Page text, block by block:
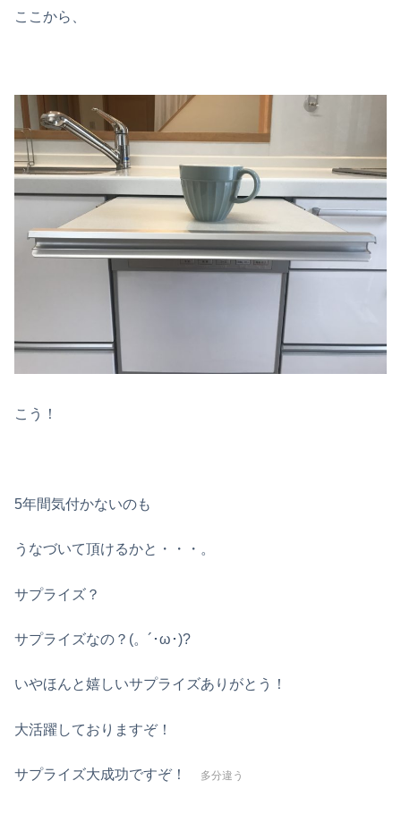
ここから、
こう！
5年間気付かないのも
うなづいて頂けるかと・・・。
サプライズ？
サプライズなの？(。´･ω･)?
いやほんと嬉しいサプライズありがとう！
大活躍しておりますぞ！
サプライズ大成功ですぞ！ 多分違う